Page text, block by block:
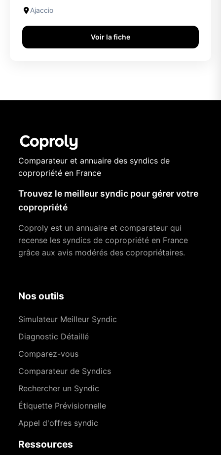
Ajaccio
Voir la fiche
Comparateur et annuaire des syndics de
copropriété en France
Trouvez le meilleur syndic pour gérer votre
copropriété
Coproly est un annuaire et comparateur qui
recense les syndics de copropriété en France
grâce aux avis modérés des copropriétaires.
Nos outils
Simulateur Meilleur Syndic
Diagnostic Détaillé
Comparez-vous
Comparateur de Syndics
Rechercher un Syndic
Étiquette Prévisionnelle
Appel d'offres syndic
Ressources